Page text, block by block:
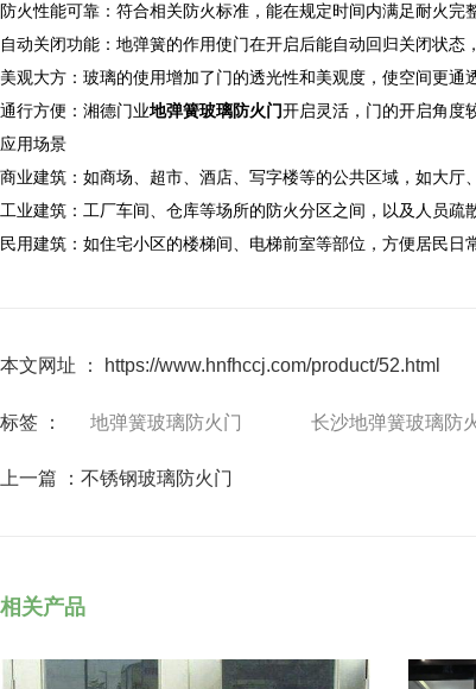
防火性能可靠：符合相关防火标准，能在规定时间内满足耐火
自动关闭功能：地弹簧的作用使门在开启后能自动回归关闭状
美观大方：玻璃的使用增加了门的透光性和美观度，使空间更
通行方便：湘德门业地弹簧玻璃防火门开启灵活，门的开启角度
应用场景
商业建筑：如商场、超市、酒店、写字楼等的公共区域，如大厅
工业建筑：工厂车间、仓库等场所的防火分区之间，以及人员疏
民用建筑：如住宅小区的楼梯间、电梯前室等部位，方便居民日
本文网址 ： https://www.hnfhccj.com/product/52.html
标签 ： 地弹簧玻璃防火门 长沙地弹簧玻璃防
上一篇 ： 不锈钢玻璃防火门
相关产品